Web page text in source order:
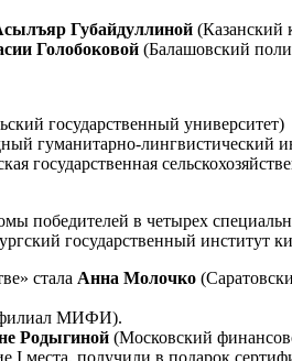
Губайдуллиной (Казанский
Голобоковой (Балашовский
государственный университет)
гуманитарно-лингвистический
государственная
победителей в четырех
государственный институт
стала Анна Молочко
филиал МИФИ).
Родыгиной (Московский
места, получили в подарок